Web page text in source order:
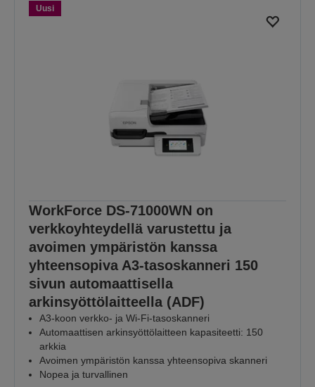
Uusi
WorkForce DS-71000WN on
verkkoyhteydellä varustettu ja
avoimen ympäristön kanssa
yhteensopiva A3-tasoskanneri 150
sivun automaattisella
arkinsyöttölaitteella (ADF)
A3-koon verkko- ja Wi-Fi-tasoskanneri
Automaattisen arkinsyöttölaitteen kapasiteetti: 150
arkkia
Avoimen ympäristön kanssa yhteensopiva skanneri
Nopea ja turvallinen